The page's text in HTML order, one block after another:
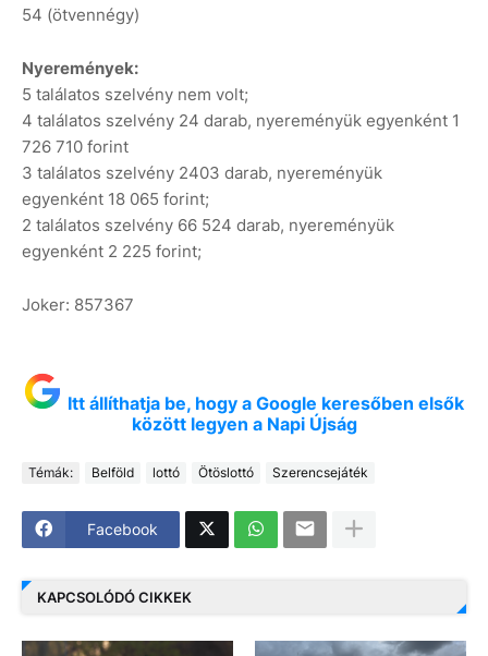
54 (ötvennégy)
Nyeremények:
5 találatos szelvény nem volt;
4 találatos szelvény 24 darab, nyereményük egyenként 1
726 710 forint
3 találatos szelvény 2403 darab, nyereményük
egyenként 18 065 forint;
2 találatos szelvény 66 524 darab, nyereményük
egyenként 2 225 forint;
Joker: 857367
Itt állíthatja be, hogy a Google keresőben elsők
között legyen a Napi Újság
Témák: Belföld lottó Ötöslottó Szerencsejáték
Facebook
KAPCSOLÓDÓ CIKKEK